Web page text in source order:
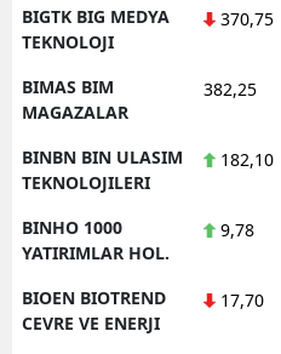
BIGTK BIG MEDYA
TEKNOLOJI
370,75
BIMAS BIM
MAGAZALAR
382,25
BINBN BIN ULASIM
TEKNOLOJILERI
182,10
BINHO 1000
YATIRIMLAR HOL.
9,78
BIOEN BIOTREND
CEVRE VE ENERJI
17,70